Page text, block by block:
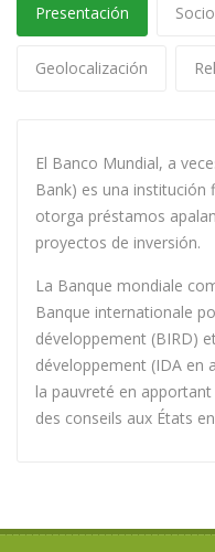
Presentación
Geolocalización
El Banco Mundial, a
Bank) es una institución
otorga préstamos
proyectos de inversión.
La Banque mondiale
Banque internationale
développement (BIRD)
développement (IDA en
la pauvreté en
des conseils aux États